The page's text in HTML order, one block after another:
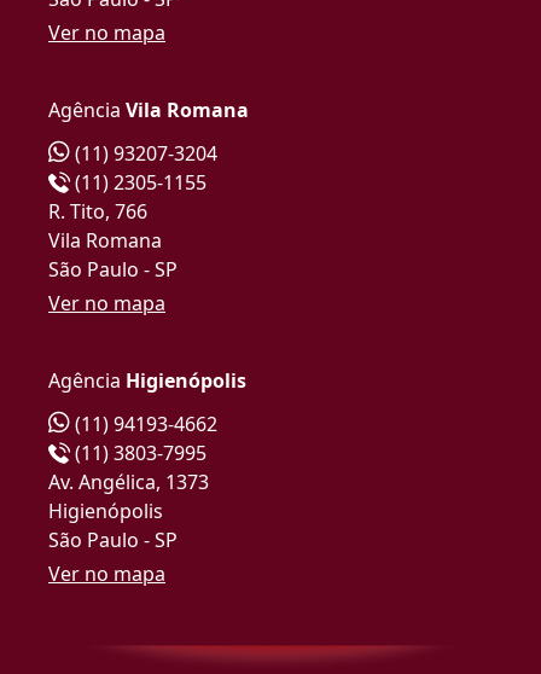
Ver no mapa
Agência Vila Romana
(11) 93207-3204
(11) 2305-1155
R. Tito, 766
Vila Romana
São Paulo - SP
Ver no mapa
Agência Higienópolis
(11) 94193-4662
(11) 3803-7995
Av. Angélica, 1373
Higienópolis
São Paulo - SP
Ver no mapa